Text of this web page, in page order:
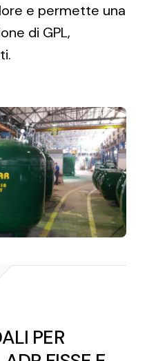
e permette una
di GPL,
PER